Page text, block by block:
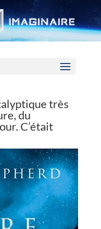
très
du
C’était